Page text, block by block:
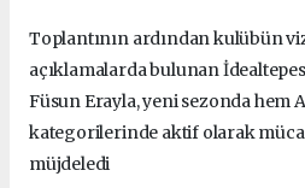
Toplantının ardından kulübün
açıklamalarda bulunan
Füsun Erayla, yeni sezonda hem
kategorilerinde aktif olarak
müjdeledi